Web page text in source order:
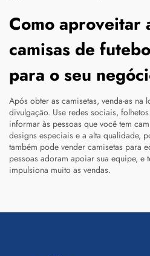
Como aproveitar
camisas de
para o seu
Após obter as camisetas, venda-as na
divulgação. Use redes sociais,
informar às pessoas que você tem
designs especiais e a alta qualidade,
também pode vender camisetas para
pessoas adoram apoiar sua equipe, e
impulsiona muito as vendas.